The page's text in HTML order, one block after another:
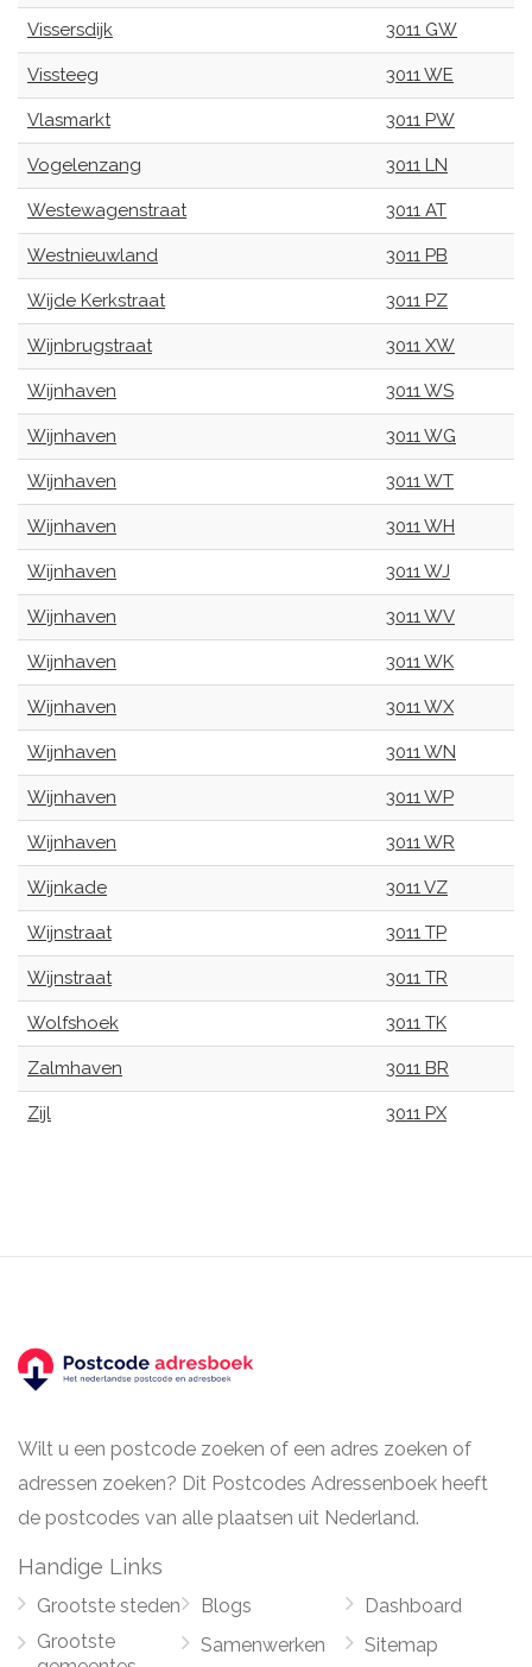
Vissersdijk 3011 GW
Vissteeg 3011 WE
Vlasmarkt 3011 PW
Vogelenzang 3011 LN
Westewagenstraat 3011 AT
Westnieuwland 3011 PB
Wijde Kerkstraat 3011 PZ
Wijnbrugstraat 3011 XW
Wijnhaven 3011 WS
Wijnhaven 3011 WG
Wijnhaven 3011 WT
Wijnhaven 3011 WH
Wijnhaven 3011 WJ
Wijnhaven 3011 WV
Wijnhaven 3011 WK
Wijnhaven 3011 WX
Wijnhaven 3011 WN
Wijnhaven 3011 WP
Wijnhaven 3011 WR
Wijnkade 3011 VZ
Wijnstraat 3011 TP
Wijnstraat 3011 TR
Wolfshoek 3011 TK
Zalmhaven 3011 BR
Zijl 3011 PX
Wilt u een postcode zoeken of een adres zoeken of
adressen zoeken? Dit Postcodes Adressenboek heeft
de postcodes van alle plaatsen uit Nederland.
Handige Links
Grootste steden
Grootste
Blogs
Samenwerken
Dashboard
Sitemap